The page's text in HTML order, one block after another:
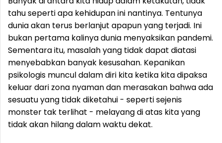
tahu seperti apa kehidupan ini nantinya. Tentunya
dunia akan terus berlanjut apapun yang terjadi. Ini
bukan pertama kalinya dunia menyaksikan pandemi.
Sementara itu, masalah yang tidak dapat diatasi
menyebabkan banyak kesusahan. Kepanikan
psikologis muncul dalam diri kita ketika kita dipaksa
keluar dari zona nyaman dan merasakan bahwa ada
sesuatu yang tidak diketahui - seperti sejenis
monster tak terlihat - melayang di atas kita yang
tidak akan hilang dalam waktu dekat.